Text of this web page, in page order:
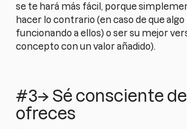
se te hará más fácil, porque
hacer lo contrario (en caso de que
funcionando a ellos) o ser su mejor
concepto con un valor añadido).
#3→ Sé consciente
ofreces